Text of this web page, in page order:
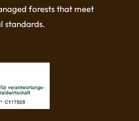
forests that meet
standards.